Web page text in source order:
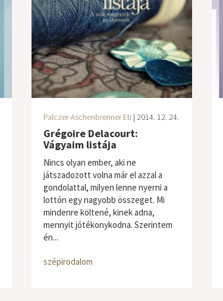
Palczer-Aschenbrenner Eti | 2014. 12. 24.
Grégoire Delacourt:
Vágyaim listája
Nincs olyan ember, aki ne
játszadozott volna már el azzal a
gondolattal, milyen lenne nyerni a
lottón egy nagyobb összeget. Mi
mindenre költené, kinek adna,
mennyit jótékonykodna. Szerintem
én...
szépirodalom